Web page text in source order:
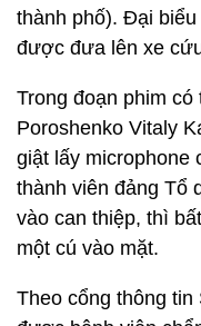
thành phố). Đại
được đưa lên xe
Trong đoạn phim
Poroshenko Vitaly
giật lấy microphone
thành viên đảng Tổ
vào can thiệp, thì
một cú vào mặt.
Theo cổng thông tin